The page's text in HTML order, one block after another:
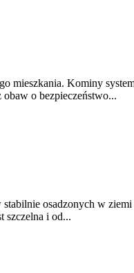
mieszkania. Kominy
o bezpieczeństwo...
osadzonych w
szczelna i od...